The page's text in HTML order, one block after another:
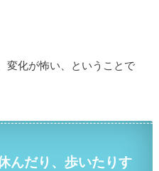
変化が怖い、ということで
んだり、歩いたりす